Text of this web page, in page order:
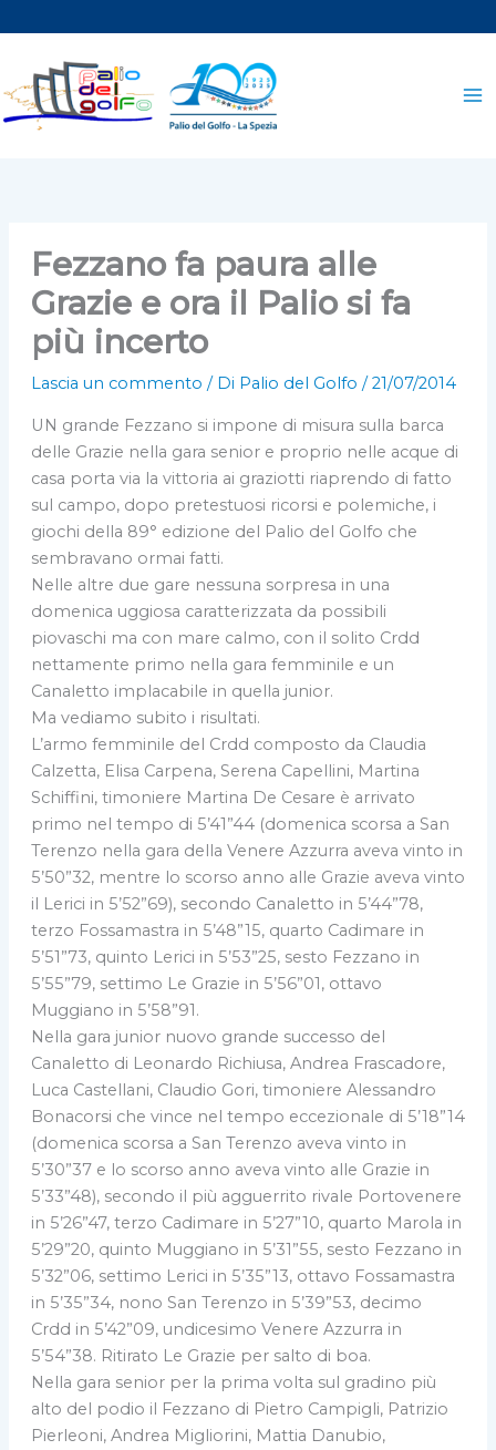
al
contenuto
Fezzano fa paura alle
Grazie e ora il Palio si fa
più incerto
Lascia un commento / Di Palio del Golfo /21/07/2014
UN grande Fezzano si impone di misura sulla barca
delle Grazie nella gara senior e proprio nelle acque di
casa porta via la vittoria ai graziotti riaprendo di fatto
sul campo, dopo pretestuosi ricorsi e polemiche, i
giochi della 89° edizione del Palio del Golfo che
sembravano ormai fatti.
Nelle altre due gare nessuna sorpresa in una
domenica uggiosa caratterizzata da possibili
piovaschi ma con mare calmo, con il solito Crdd
nettamente primo nella gara femminile e un
Canaletto implacabile in quella junior.
Ma vediamo subito i risultati.
L’armo femminile del Crdd composto da Claudia
Calzetta, Elisa Carpena, Serena Capellini, Martina
Schiffini, timoniere Martina De Cesare è arrivato
primo nel tempo di 5’41”44 (domenica scorsa a San
Terenzo nella gara della Venere Azzurra aveva vinto in
5’50”32, mentre lo scorso anno alle Grazie aveva vinto
il Lerici in 5’52”69), secondo Canaletto in 5’44”78,
terzo Fossamastra in 5’48”15, quarto Cadimare in
5’51”73, quinto Lerici in 5’53”25, sesto Fezzano in
5’55”79, settimo Le Grazie in 5’56”01, ottavo
Muggiano in 5’58”91.
Nella gara junior nuovo grande successo del
Canaletto di Leonardo Richiusa, Andrea Frascadore,
Luca Castellani, Claudio Gori, timoniere Alessandro
Bonacorsi che vince nel tempo eccezionale di 5’18”14
(domenica scorsa a San Terenzo aveva vinto in
5’30”37 e lo scorso anno aveva vinto alle Grazie in
5’33”48), secondo il più agguerrito rivale Portovenere
in 5’26”47, terzo Cadimare in 5’27”10, quarto Marola in
5’29”20, quinto Muggiano in 5’31”55, sesto Fezzano in
5’32”06, settimo Lerici in 5’35”13, ottavo Fossamastra
in 5’35”34, nono San Terenzo in 5’39”53, decimo
Crdd in 5’42”09, undicesimo Venere Azzurra in
5’54”38. Ritirato Le Grazie per salto di boa.
Nella gara senior per la prima volta sul gradino più
alto del podio il Fezzano di Pietro Campigli, Patrizio
Pierleoni, Andrea Migliorini, Mattia Danubio,